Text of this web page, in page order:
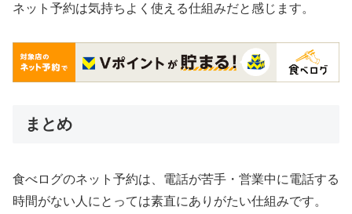
ネット予約は気持ちよく使える仕組みだと感じます。
まとめ
食べログのネット予約は、電話が苦手・営業中に電話する
時間がない人にとっては素直にありがたい仕組みです。